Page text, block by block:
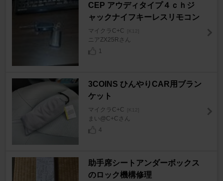
CEP アウディタイプ４ｃｈジ
ャックナイフキーレスリモコン
マイクラC+C [K12]
ニアZX25Rさん
1
3COINS ひんやりCAR用ブラン
ケット
マイクラC+C [K12]
まい@C+Cさん
4
助手席シートアンダーボックス
のロック機構修理